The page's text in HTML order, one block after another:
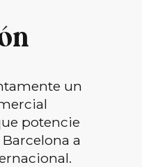
un
potencie
a